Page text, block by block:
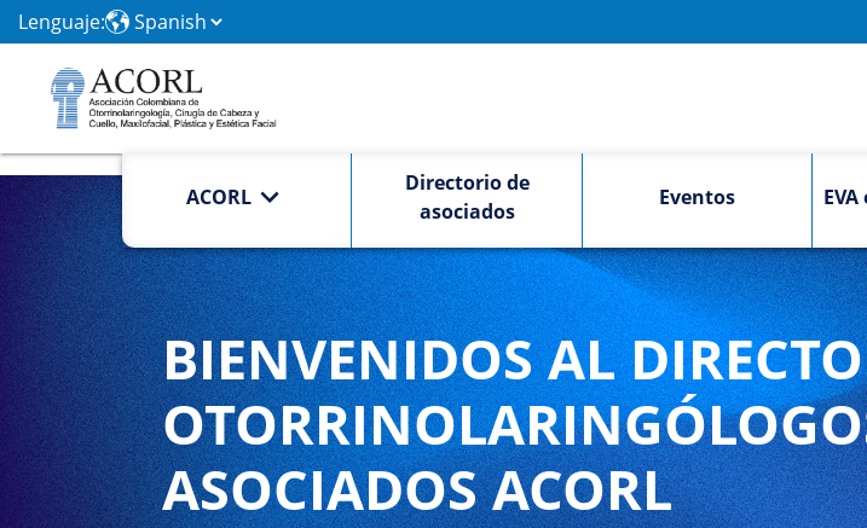
Lenguaje:
ACORL
Directorio de
asociados
Eventos
BIENVENIDOS AL
ASOCIADOS ACORL